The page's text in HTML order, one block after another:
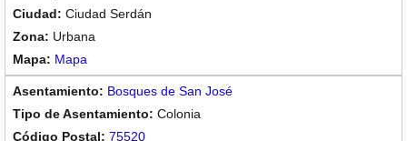
Ciudad Serdán
Urbana
Mapa
Bosques de San José
Colonia
75520